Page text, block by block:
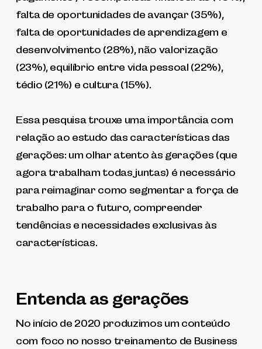
falta de oportunidades de avançar (35%),
falta de oportunidades de aprendizagem e
desenvolvimento (28%), não valorização
(23%), equilíbrio entre vida pessoal (22%),
tédio (21%) e cultura (15%).
Essa pesquisa trouxe uma importância com
relação ao estudo das características das
gerações: um olhar atento às gerações (que
agora trabalham todas juntas) é necessário
para reimaginar como segmentar a força de
trabalho para o futuro, compreender
tendências e necessidades exclusivas às
características.
Entenda as gerações
No início de 2020 produzimos um conteúdo
com foco no nosso treinamento de Business